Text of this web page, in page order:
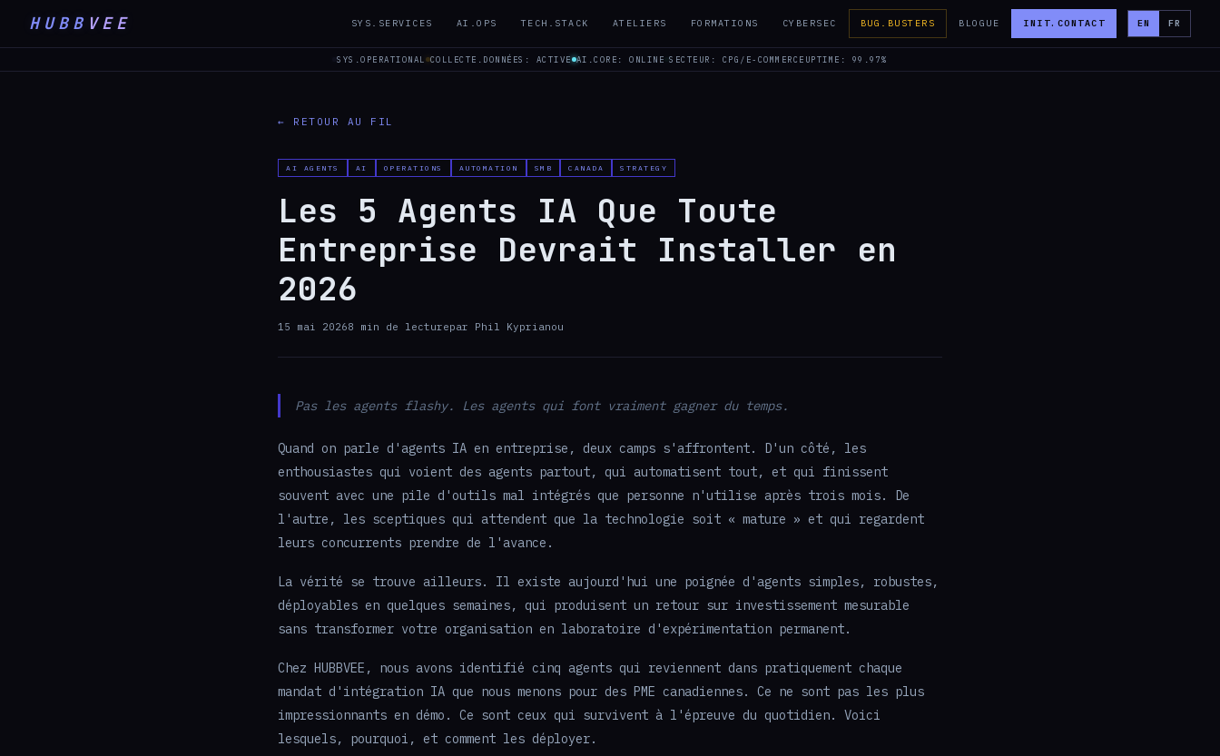
HUBB VEE SYS.SERVICES AI.OPS TECH.STACK ATELIERS FORMATIONS CYBERSEC BUG.BUSTERS BLOGUE INIT.CONTACT EN FR
SYS.OPERATIONAL COLLECTE.DONNÉES: ACTIVE AI.CORE: ONLINE SECTEUR: CPG/E-COMMERCE UPTIME: 99.97%
← RETOUR AU FIL
AI AGENTS AI OPERATIONS AUTOMATION SMB CANADA STRATEGY
Les 5 Agents IA Que Toute
Entreprise Devrait Installer en
2026
15 mai 20268 min de lecturepar Phil Kyprianou
Pas les agents flashy. Les agents qui font vraiment gagner du temps.
Quand on parle d'agents IA en entreprise, deux camps s'affrontent. D'un côté, les
enthousiastes qui voient des agents partout, qui automatisent tout, et qui finissent
souvent avec une pile d'outils mal intégrés que personne n'utilise après trois mois. De
l'autre, les sceptiques qui attendent que la technologie soit « mature » et qui regardent
leurs concurrents prendre de l'avance.
La vérité se trouve ailleurs. Il existe aujourd'hui une poignée d'agents simples, robustes,
déployables en quelques semaines, qui produisent un retour sur investissement mesurable
sans transformer votre organisation en laboratoire d'expérimentation permanent.
Chez HUBBVEE, nous avons identifié cinq agents qui reviennent dans pratiquement chaque
mandat d'intégration IA que nous menons pour des PME canadiennes. Ce ne sont pas les plus
impressionnants en démo. Ce sont ceux qui survivent à l'épreuve du quotidien. Voici
lesquels, pourquoi, et comment les déployer.